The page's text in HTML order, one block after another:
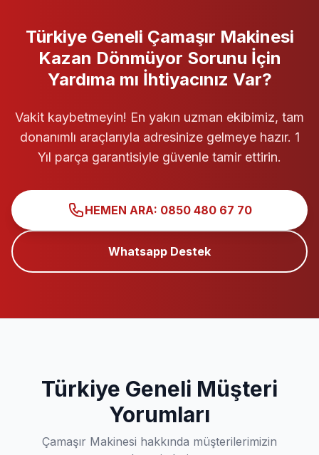
Türkiye Geneli Çamaşır Makinesi
Kazan Dönmüyor Sorunu İçin
Yardıma mı İhtiyacınız Var?
Vakit kaybetmeyin! En yakın uzman ekibimiz, tam
donanımlı araçlarıyla adresinize gelmeye hazır. 1
Yıl parça garantisiyle güvenle tamir ettirin.
HEMEN ARA: 0850 480 67 70
Whatsapp Destek
Türkiye Geneli Müşteri
Yorumları
Çamaşır Makinesi hakkında müşterilerimizin